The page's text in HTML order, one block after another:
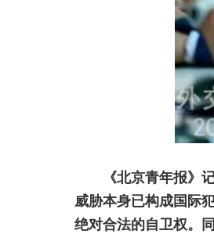
《北京青年报
威胁本身已构成国际
绝对合法的自卫权。